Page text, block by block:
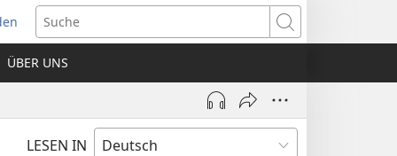
Suche
ÜBER UNS
LESEN IN